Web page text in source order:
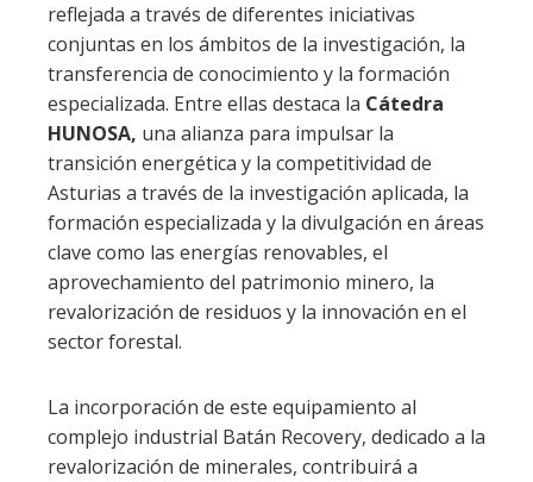
reflejada a través de diferentes iniciativas
conjuntas en los ámbitos de la investigación, la
transferencia de conocimiento y la formación
especializada. Entre ellas destaca la Cátedra
HUNOSA, una alianza para impulsar la
transición energética y la competitividad de
Asturias a través de la investigación aplicada, la
formación especializada y la divulgación en áreas
clave como las energías renovables, el
aprovechamiento del patrimonio minero, la
revalorización de residuos y la innovación en el
sector forestal.
La incorporación de este equipamiento al
complejo industrial Batán Recovery, dedicado a la
revalorización de minerales, contribuirá a